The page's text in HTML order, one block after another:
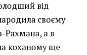
від
своєму
Рахмана, а в
коханому ще